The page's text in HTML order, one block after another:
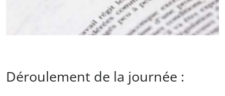
Déroulement de la journée :